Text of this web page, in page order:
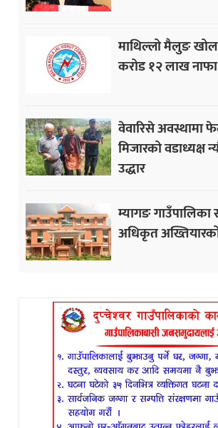
माथिल्लो मैलुङ
करोड १२ लाख
वेवारिसे अवस्थामा
मिजारको वडाध्यक्ष
उद्धार
म्यागङ गाउँपालिका
अधिकृत